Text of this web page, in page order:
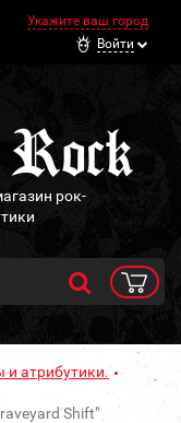
Укажите ваш город
Войти
рок-
и атрибутики.
Shift"